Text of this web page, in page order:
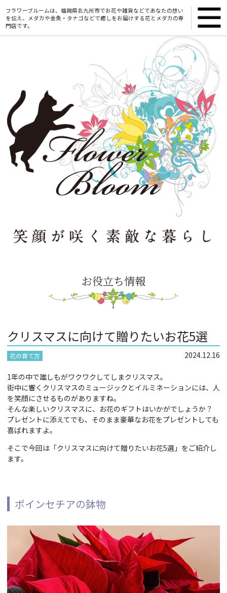
フラワーブルームは、福岡県北九州市でお花や雑貨などであなたの想い
を伝え、メダカや金魚・タナゴなどで癒しをお届けする花とメダカの専
門店です。
お役立ち情報
クリスマスに向けて贈りたいお花5選
花の育て方 2024.12.16
1年の中で誰しもがワクワクしてしまクリスマス。
街中に響くクリスマスのミュージックとイルミネーションには、人
を笑顔にさせるものがありますね。
そんな楽しいクリスマスに、お花のギフトはいかがでしょうか？
プレゼントに添えてでも、そのまま豪華なお花をプレゼントしても
喜ばれますよ。
そこで今回は「クリスマスに向けて贈りたいお花5選」をご紹介し
ます。
ポインセチアの鉢物